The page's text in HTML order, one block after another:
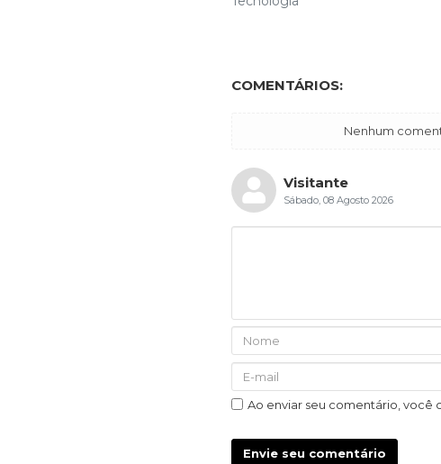
COMENTÁRIOS:
Nenhum
Visitante
Sábado, 08 Agosto 2026
Ao enviar seu comentário, você
Envie seu comentário